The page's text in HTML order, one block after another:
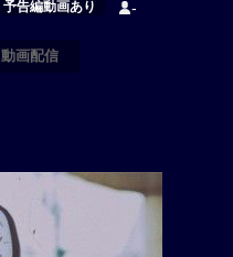
予告編動画あり -
動画配信